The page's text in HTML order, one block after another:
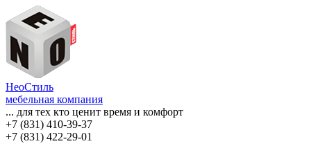
НеоСтиль
мебельная компания
... для тех кто ценит время и комфорт
+7 (831) 410-39-37
+7 (831) 422-29-01